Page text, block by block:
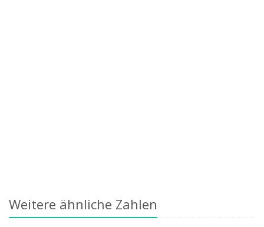
Weitere ähnliche Zahlen